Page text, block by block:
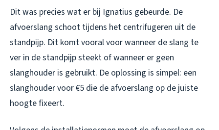
Dit was precies wat er bij Ignatius gebeurde. De
afvoerslang schoot tijdens het centrifugeren uit de
standpijp. Dit komt vooral voor wanneer de slang te
ver in de standpijp steekt of wanneer er geen
slanghouder is gebruikt. De oplossing is simpel: een
slanghouder voor €5 die de afvoerslang op de juiste
hoogte fixeert.